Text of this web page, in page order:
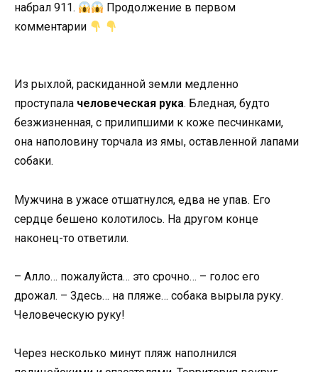
набрал 911.
Продолжение в первом
комментарии
Из рыхлой, раскиданной земли медленно
проступала человеческая рука. Бледная, будто
безжизненная, с прилипшими к коже песчинками,
она наполовину торчала из ямы, оставленной лапами
собаки.
Мужчина в ужасе отшатнулся, едва не упав. Его
сердце бешено колотилось. На другом конце
наконец-то ответили.
– Алло… пожалуйста… это срочно… – голос его
дрожал. – Здесь… на пляже… собака вырыла руку.
Человеческую руку!
Через несколько минут пляж наполнился